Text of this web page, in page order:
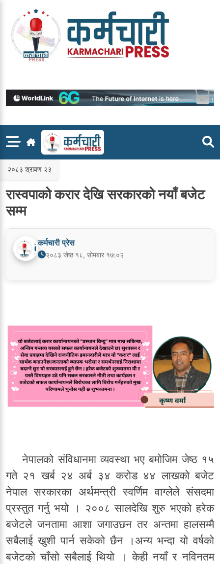
content
२०८३ श्रावण २३
रास्वपाको करार देखि सरकारको नयाँ बजेट
सम्म
कर्मचारी प्रेस
२०८३ जेष्ठ १८, सोमबार १७:०२
नेपालको संविधानमा व्यवस्था भए बमोजिम जेष्ठ १५
गते २१ खर्ब २४ अर्ब ३४ करोड ४४ लाखको बजेट
नेपाल सरकारका अर्थमन्त्री स्वर्णिम वाग्लेले संसदमा
प्रस्तुत गर्नु भयो । २००८ सालदेखि शुरु भएको हरेक
बजेटले जनतामा आशा जगाउछन तर अन्तमा हालसम्मै
सबैलाई खुशी पार्न सकेको छैन ।अन्य भन्दा यो वर्षको
बजेटको चाँसो सबैलाई थियो । केही नयाँ र नविनतम